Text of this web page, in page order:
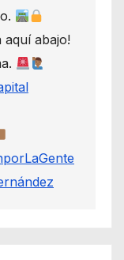
aquí abajo!